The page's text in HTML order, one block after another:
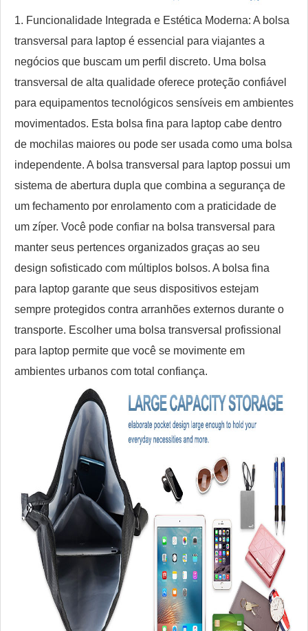
1. Funcionalidade Integrada e Estética Moderna: A bolsa
transversal para laptop é essencial para viajantes a
negócios que buscam um perfil discreto. Uma bolsa
transversal de alta qualidade oferece proteção confiável
para equipamentos tecnológicos sensíveis em ambientes
movimentados. Esta bolsa fina para laptop cabe dentro
de mochilas maiores ou pode ser usada como uma bolsa
independente. A bolsa transversal para laptop possui um
sistema de abertura dupla que combina a segurança de
um fechamento por enrolamento com a praticidade de
um zíper. Você pode confiar na bolsa transversal para
manter seus pertences organizados graças ao seu
design sofisticado com múltiplos bolsos. A bolsa fina
para laptop garante que seus dispositivos estejam
sempre protegidos contra arranhões externos durante o
transporte. Escolher uma bolsa transversal profissional
para laptop permite que você se movimente em
ambientes urbanos com total confiança.